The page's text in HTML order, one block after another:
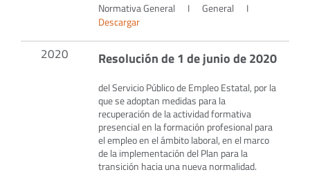
Normativa General
I General
I
Descargar
2020 Resolución de 1 de junio de 2020
del Servicio Público de Empleo Estatal, por la
que se adoptan medidas para la
recuperación de la actividad formativa
presencial en la formación profesional para
el empleo en el ámbito laboral, en el marco
de la implementación del Plan para la
transición hacia una nueva normalidad.